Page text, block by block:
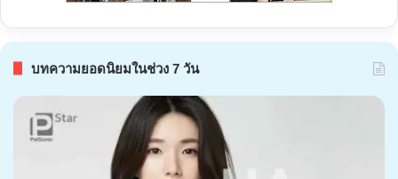
บทความยอดนิยมในช่วง 7 วัน